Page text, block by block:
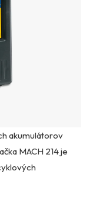
akumulátorov
MACH 214 je